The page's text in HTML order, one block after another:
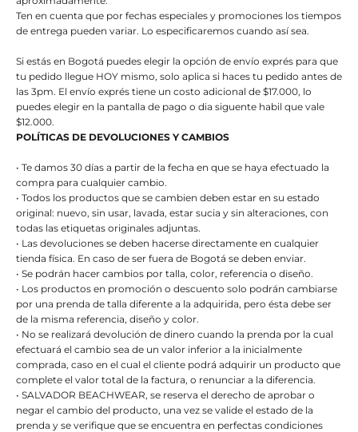
Ten en cuenta que por fechas especiales y promociones los tiempos
de entrega pueden variar. Lo especificaremos cuando así sea.
Si estás en Bogotá puedes elegir la opción de envío exprés para que
tu pedido llegue HOY mismo, solo aplica si haces tu pedido antes de
las 3pm. El envío exprés tiene un costo adicional de $17.000, lo
puedes elegir en la pantalla de pago o dia siguente habil que vale
$12.000.
POLÍTICAS DE DEVOLUCIONES Y CAMBIOS
• Te damos 30 días a partir de la fecha en que se haya efectuado la
compra para cualquier cambio.
• Todos los productos que se cambien deben estar en su estado
original: nuevo, sin usar, lavada, estar sucia y sin alteraciones, con
todas las etiquetas originales adjuntas.
• Las devoluciones se deben hacerse directamente en cualquier
tienda física. En caso de ser fuera de Bogotá se deben enviar.
• Se podrán hacer cambios por talla, color, referencia o diseño.
• Los productos en promoción o descuento solo podrán cambiarse
por una prenda de talla diferente a la adquirida, pero ésta debe ser
de la misma referencia, diseño y color.
• No se realizará devolución de dinero cuando la prenda por la cual
efectuará el cambio sea de un valor inferior a la inicialmente
comprada, caso en el cual el cliente podrá adquirir un producto que
complete el valor total de la factura, o renunciar a la diferencia.
• SALVADOR BEACHWEAR, se reserva el derecho de aprobar o
negar el cambio del producto, una vez se valide el estado de la
prenda y se verifique que se encuentra en perfectas condiciones